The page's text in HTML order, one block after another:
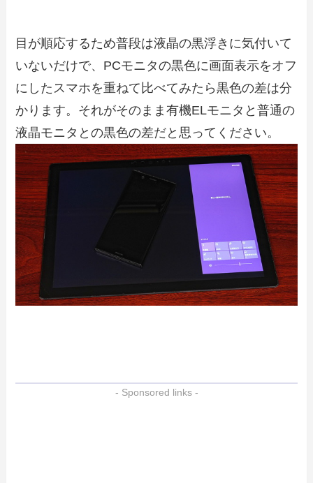
目が順応するため普段は液晶の黒浮きに気付いて
いないだけで、PCモニタの黒色に画面表示をオフ
にしたスマホを重ねて比べてみたら黒色の差は分
かります。それがそのまま有機ELモニタと普通の
液晶モニタとの黒色の差だと思ってください。
- Sponsored links -